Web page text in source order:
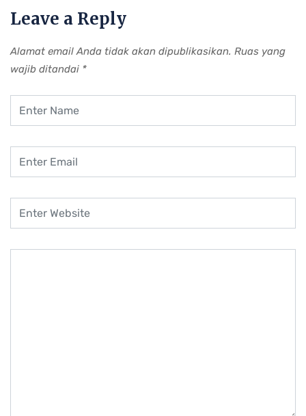
Leave a Reply
Alamat email Anda tidak akan dipublikasikan. Ruas yang
wajib ditandai *